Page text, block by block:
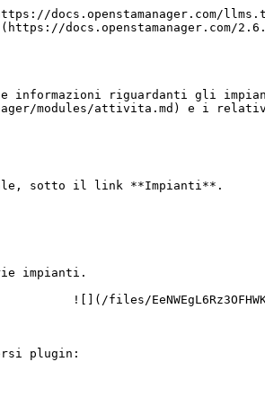
docs.openstamanager.com/
docs.openstamanager.com/
informazioni riguardanti gli
modules/attivita.md) e i
sotto il link **Impianti**.
impianti.
plugin: